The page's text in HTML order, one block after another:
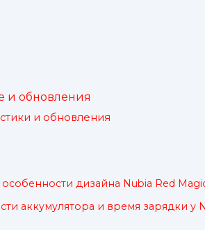
и обновления
и обновления
дизайна Nubia Red
аккумулятора и время зарядки у